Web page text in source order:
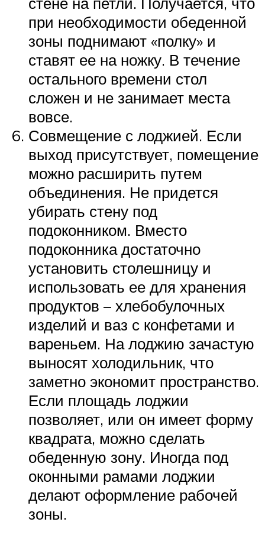
при необходимости обеденной
зоны поднимают «полку» и
ставят ее на ножку. В течение
остального времени стол
сложен и не занимает места
вовсе.
Совмещение с лоджией. Если
выход присутствует, помещение
можно расширить путем
объединения. Не придется
убирать стену под
подоконником. Вместо
подоконника достаточно
установить столешницу и
использовать ее для хранения
продуктов – хлебобулочных
изделий и ваз с конфетами и
вареньем. На лоджию зачастую
выносят холодильник, что
заметно экономит пространство.
Если площадь лоджии
позволяет, или он имеет форму
квадрата, можно сделать
обеденную зону. Иногда под
оконными рамами лоджии
делают оформление рабочей
зоны.